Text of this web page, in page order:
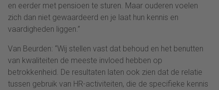
en eerder met pensioen te sturen. Maar ouderen voelen
zich dan niet gewaardeerd en je laat hun kennis en
vaardigheden liggen.”
Van Beurden: “Wij stellen vast dat behoud en het benutten
van kwaliteiten de meeste invloed hebben op
betrokkenheid. De resultaten laten ook zien dat de relatie
tussen gebruik van HR-activiteiten, die de specifieke kennis